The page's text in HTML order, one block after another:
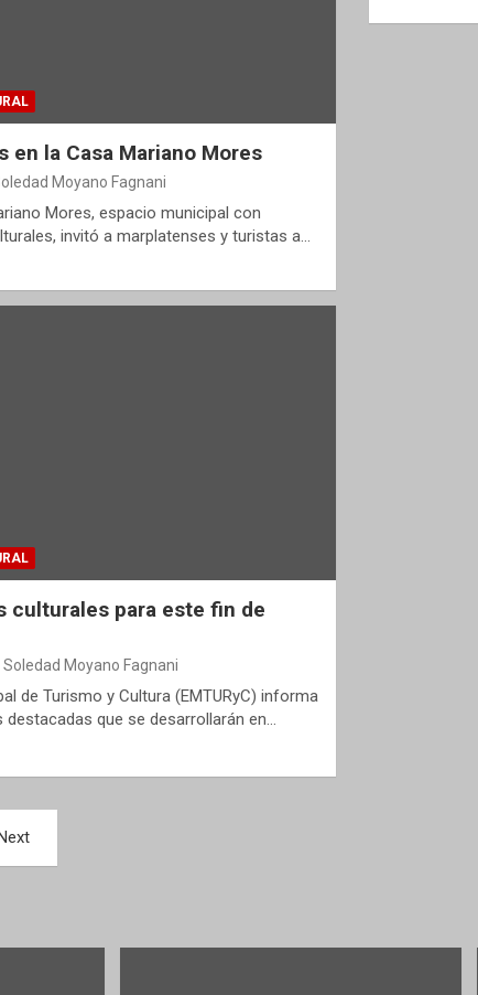
en la Casa Mariano Mores
Moyano Fagnani
Mores, espacio municipal con
invitó a marplatenses y turistas a…
culturales para este fin de
Soledad Moyano Fagnani
de Turismo y Cultura (EMTURyC) informa
que se desarrollarán en…